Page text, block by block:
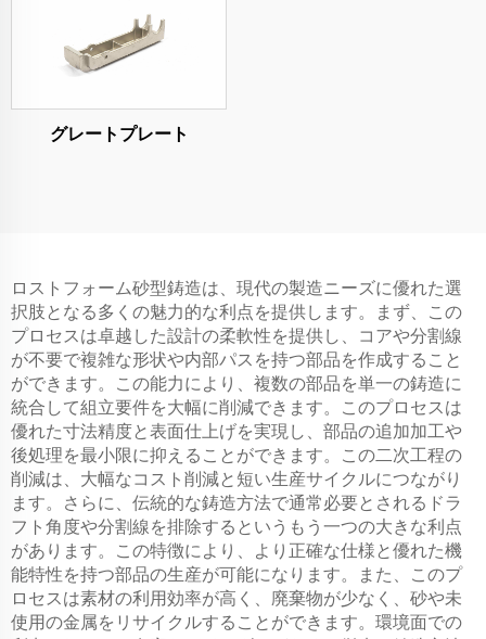
グレートプレート
ロストフォーム砂型鋳造は、現代の製造ニーズに優れた選
択肢となる多くの魅力的な利点を提供します。まず、この
プロセスは卓越した設計の柔軟性を提供し、コアや分割線
が不要で複雑な形状や内部パスを持つ部品を作成すること
ができます。この能力により、複数の部品を単一の鋳造に
統合して組立要件を大幅に削減できます。このプロセスは
優れた寸法精度と表面仕上げを実現し、部品の追加加工や
後処理を最小限に抑えることができます。この二次工程の
削減は、大幅なコスト削減と短い生産サイクルにつながり
ます。さらに、伝統的な鋳造方法で通常必要とされるドラ
フト角度や分割線を排除するというもう一つの大きな利点
があります。この特徴により、より正確な仕様と優れた機
能特性を持つ部品の生産が可能になります。また、このプ
ロセスは素材の利用効率が高く、廃棄物が少なく、砂や未
使用の金属をリサイクルすることができます。環境面での